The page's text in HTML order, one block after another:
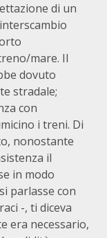
di un
mare. Il
dovuto
stradale;
con
i treni. Di
nonostante
il
in modo
parlasse con
-, ti diceva
era necessario,